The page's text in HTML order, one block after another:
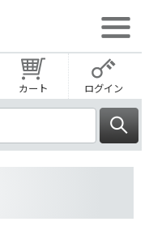
カート ログイン